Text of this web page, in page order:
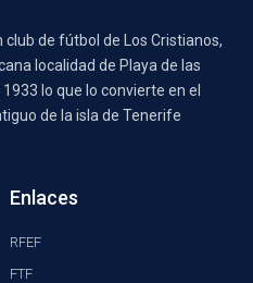
club de fútbol de Los Cristianos,
localidad de Playa de las
lo que lo convierte en el
de la isla de Tenerife
Enlaces
RFEF
FTF